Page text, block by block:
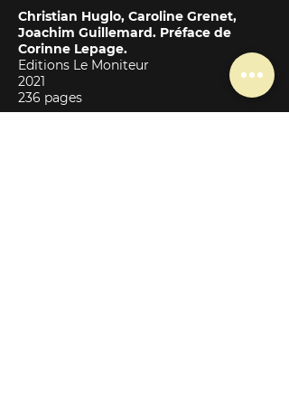
Christian Huglo, Caroline Grenet,
Joachim Guillemard. Préface de
Corinne Lepage.
Editions Le Moniteur
2021
236 pages